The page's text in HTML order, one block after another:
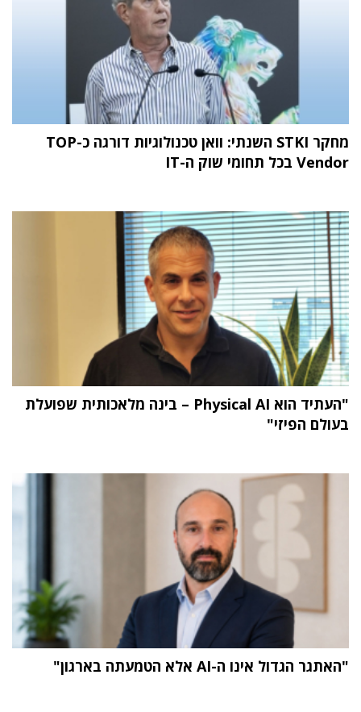
מחקר STKI השנתי: וואן טכנולוגיות דורגה כ-TOP
Vendor בכל תחומי שוק ה-IT
"העתיד הוא Physical AI – בינה מלאכותית שפועלת
בעולם הפיזי"
"האתגר הגדול אינו ה-AI אלא הטמעתה בארגון"